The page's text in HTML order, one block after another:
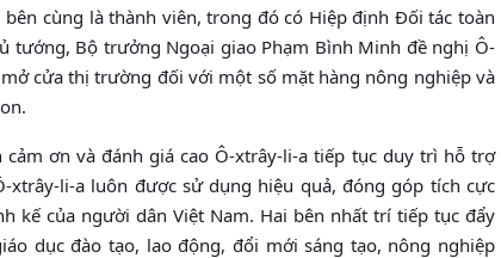
cùng là thành viên, trong đó có Hiệp định Đối tác toàn
tướng, Bộ trưởng Ngoại giao Phạm Bình Minh đề nghị Ô-
cửa thị trường đối với một số mặt hàng nông nghiệp và
ơn và đánh giá cao Ô-xtrây-li-a tiếp tục duy trì hỗ trợ
li-a luôn được sử dụng hiệu quả, đóng góp tích cực
kế của người dân Việt Nam. Hai bên nhất trí tiếp tục đẩy
dục đào tạo, lao động, đổi mới sáng tạo, nông nghiệp